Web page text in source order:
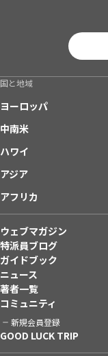
国と地域
ヨーロッパ
中南米
ハワイ
アジア
アフリカ
ウェブマガジン
特派員ブログ
ガイドブック
ニュース
著者一覧
コミュニティ
新規会員登録
GOOD LUCK TRIP